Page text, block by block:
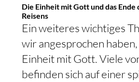
Die Einheit mit Gott und das
Reisens
Ein weiteres wichtiges
wir angesprochen
Einheit mit Gott. Viele
befinden sich auf einer